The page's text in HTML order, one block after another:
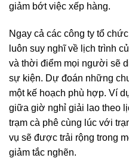
giảm bớt việc xếp hàng.
Ngay cả các công ty tổ
luôn suy nghĩ về lịch trình
và thời điểm mọi người sẽ
sự kiện. Dự đoán những
một kế hoạch phù hợp. Ví
giữa giờ nghỉ giải lao theo
trạm cà phê cùng lúc với
vụ sẽ được trải rộng trong
giảm tắc nghẽn.